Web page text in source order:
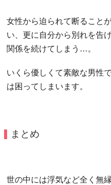
女性から迫られて断ること
い、更に自分から別れを告
関係を続けてしまう…。
いくら優しくて素敵な男性
は困ってしまいます。
まとめ
世の中には浮気など全く無